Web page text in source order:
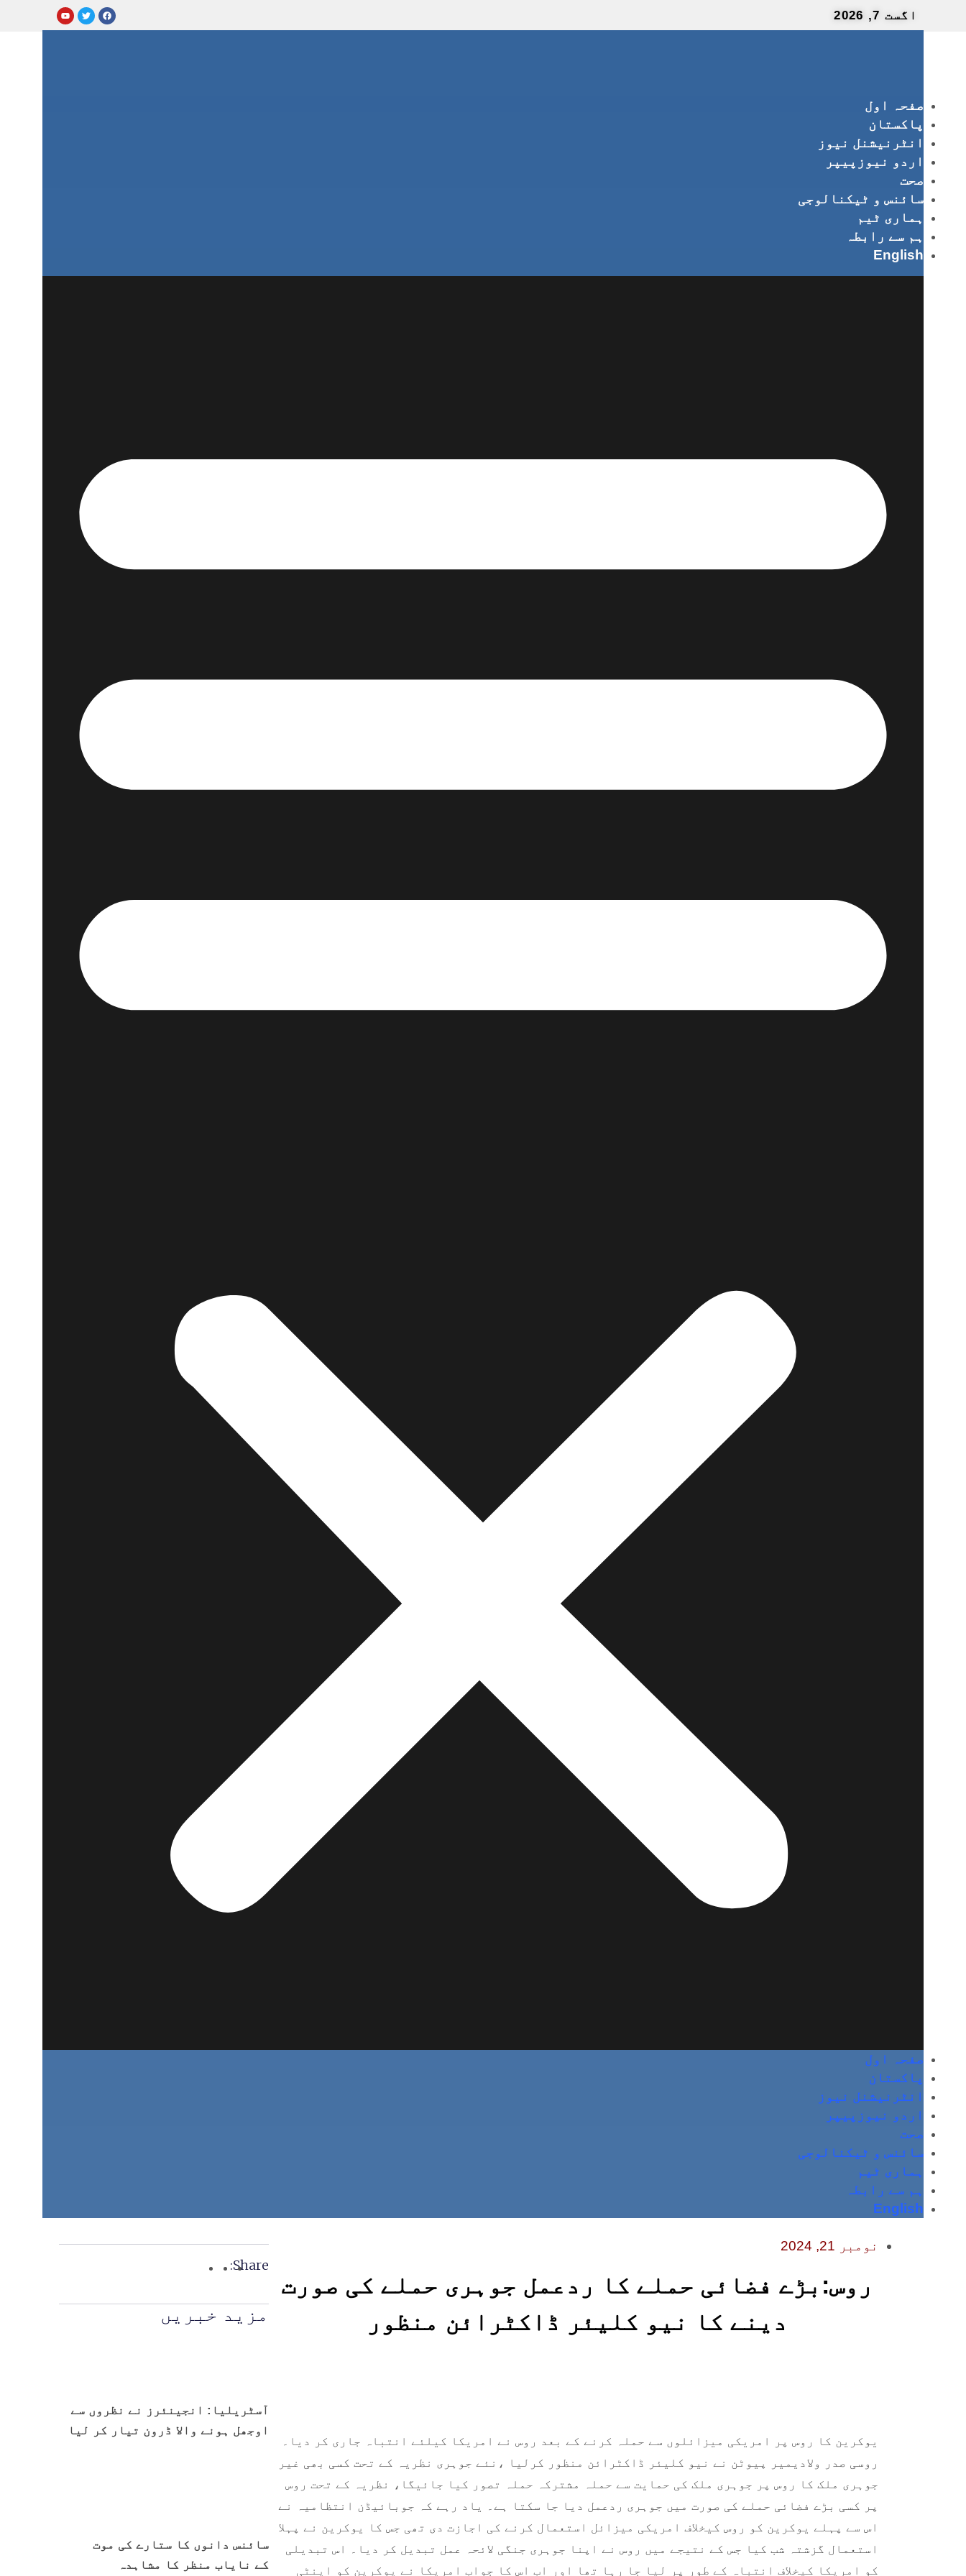
اگست 7, 2026
صفحہ اول
پاکستان
انٹرنیشنل نیوز
اردو نیوزپیپر
صحت
سائنس و ٹیکنالوجی
ہماری ٹیم
ہم سے رابطہ
English
صفحہ اول
پاکستان
انٹرنیشنل نیوز
اردو نیوزپیپر
صحت
سائنس و ٹیکنالوجی
ہماری ٹیم
ہم سے رابطہ
English
نومبر 21, 2024
روس:بڑے فضائی حملے کا ردعمل جوہری حملے کی صورت
دینے کا نیو کلیئر ڈاکٹرائن منظور
یوکرین کا روس پر امریکی میزائلوں سے حملہ کرنے کے بعد روس نے امریکا کیلئے انتباہ جاری کر دیا۔
روسی صدر ولادیمیر پیوٹن نے نیو کلیئر ڈاکٹرائن منظور کرلیا ،نئے جوہری نظریہ کے تحت کسی بھی غیر
جوہری ملک کا روس پر جوہری ملک کی حمایت سے حملہ مشترکہ حملہ تصور کیا جائیگا، نظریہ کے تحت روس
پر کسی بڑے فضائی حملے کی صورت میں جوہری ردعمل دیا جا سکتا ہے۔ یاد رہے کہ جوبائیڈن انتظامیہ نے
اس سے پہلے یوکرین کو روس کیخلاف امریکی میزائل استعمال کرنے کی اجازت دی تھی جس کا یوکرین نے پہلا
استعمال گزشتہ شب کیا جس کے نتیجے میں روس نے اپنا جوہری جنگی لائحہ عمل تبدیل کر دیا۔ اس تبدیلی
کو امریکا کیخلاف انتباہ کے طور پر لیا جا رہا تھا اور اب اس کا جواب امریکا نے یوکرین کو اینٹی
Share:
مزید خبریں
آسٹریلیا: انجینئرز نے نظروں سے
اوجھل ہونے والا ڈرون تیار کر لیا
سائنس دانوں کا ستارے کی موت
کے نایاب منظر کا مشاہدہ